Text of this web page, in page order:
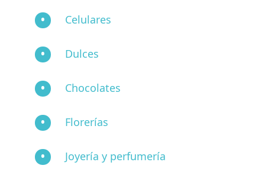
Celulares
Dulces
Chocolates
Florerías
Joyería y perfumería